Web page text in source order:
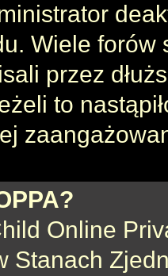
Wiele forów
przez
to
Online
Stanach